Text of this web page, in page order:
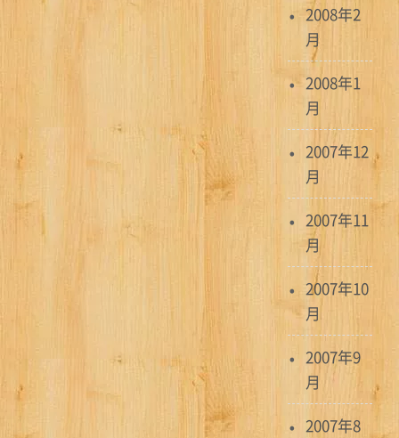
2008年2
月
2008年1
月
2007年12
月
2007年11
月
2007年10
月
2007年9
月
2007年8